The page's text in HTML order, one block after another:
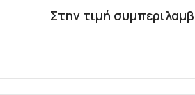
Στην τιμή